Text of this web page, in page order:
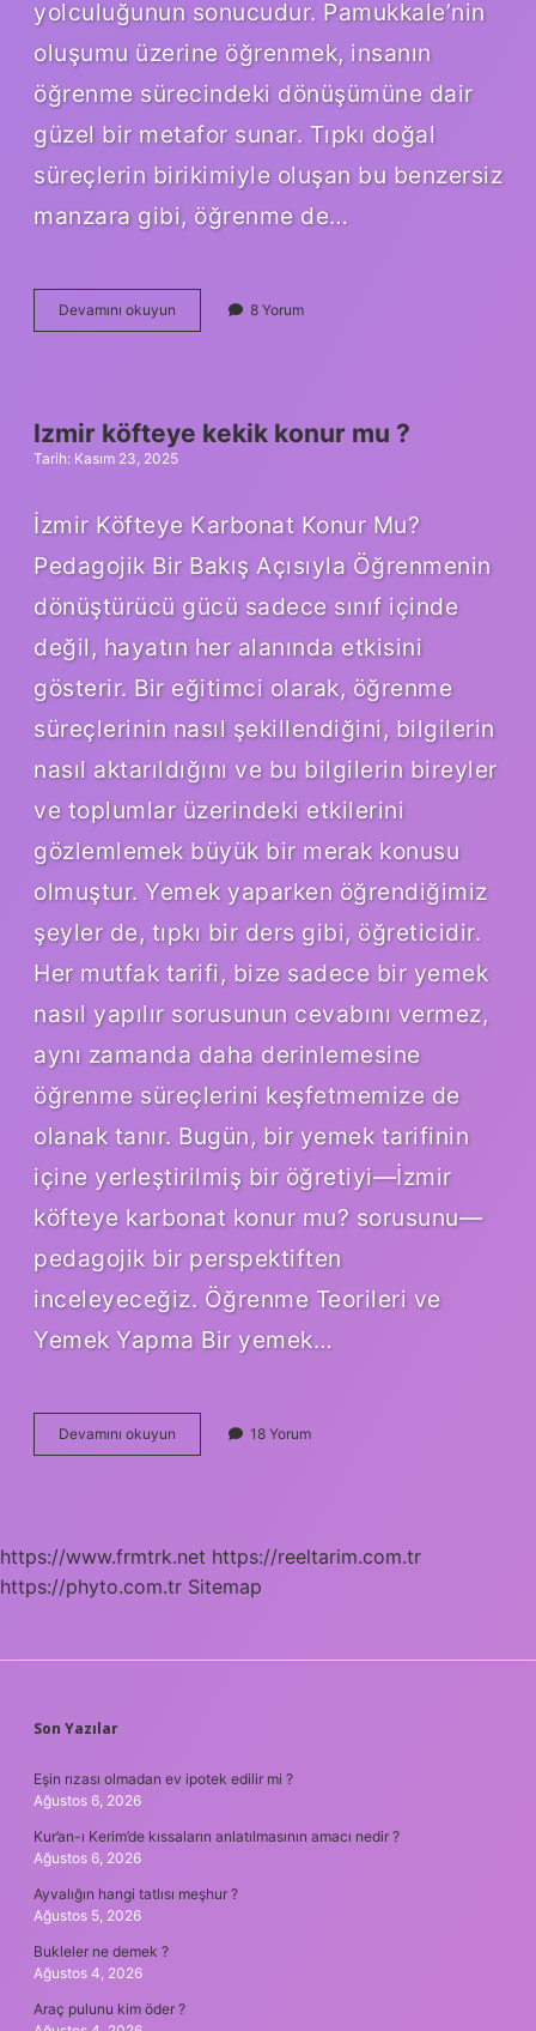
yolculuğunun sonucudur. Pamukkale’nin
oluşumu üzerine öğrenmek, insanın
öğrenme sürecindeki dönüşümüne dair
güzel bir metafor sunar. Tıpkı doğal
süreçlerin birikimiyle oluşan bu benzersiz
manzara gibi, öğrenme de…
Devamını okuyun Pamukkale
nasıl
8 Yorum
Izmir köfteye kekik konur mu ?
Tarih: Kasım 23, 2025
İzmir Köfteye Karbonat Konur Mu?
Pedagojik Bir Bakış Açısıyla Öğrenmenin
dönüştürücü gücü sadece sınıf içinde
değil, hayatın her alanında etkisini
gösterir. Bir eğitimci olarak, öğrenme
süreçlerinin nasıl şekillendiğini, bilgilerin
nasıl aktarıldığını ve bu bilgilerin bireyler
ve toplumlar üzerindeki etkilerini
gözlemlemek büyük bir merak konusu
olmuştur. Yemek yaparken öğrendiğimiz
şeyler de, tıpkı bir ders gibi, öğreticidir.
Her mutfak tarifi, bize sadece bir yemek
nasıl yapılır sorusunun cevabını vermez,
aynı zamanda daha derinlemesine
öğrenme süreçlerini keşfetmemize de
olanak tanır. Bugün, bir yemek tarifinin
içine yerleştirilmiş bir öğretiyi—İzmir
köfteye karbonat konur mu? sorusunu—
pedagojik bir perspektiften
inceleyeceğiz. Öğrenme Teorileri ve
Yemek Yapma Bir yemek…
Devamını okuyun
köfteye
18 Yorum
https://www.frmtrk.net https://reeltarim.com.tr
https://phyto.com.tr Sitemap
SIDEBAR
Son Yazılar
Eşin rızası olmadan ev ipotek edilir mi ?
Ağustos 6, 2026
Kur’an-ı Kerim’de kıssaların anlatılmasının amacı nedir ?
Ağustos 6, 2026
Ayvalığın hangi tatlısı meşhur ?
Ağustos 5, 2026
Bukleler ne demek ?
Ağustos 4, 2026
Araç pulunu kim öder ?